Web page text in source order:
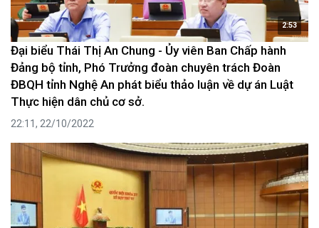
2:53
Đại biểu Thái Thị An Chung - Ủy viên Ban Chấp hành
Đảng bộ tỉnh, Phó Trưởng đoàn chuyên trách Đoàn
ĐBQH tỉnh Nghệ An phát biểu thảo luận về dự án Luật
Thực hiện dân chủ cơ sở.
22:11, 22/10/2022